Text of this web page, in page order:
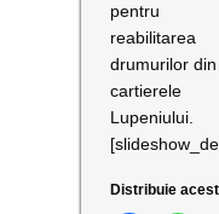
pentru
reabilitarea
drumurilor din
cartierele
Lupeniului.
Distribuie